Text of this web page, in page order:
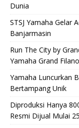
Dunia
STSJ Yamaha Gelar
Banjarmasin
Run The City by
Yamaha Grand Filano
Yamaha Luncurkan
Bertampang Unik
Diproduksi Hanya
Resmi Dijual Mulai